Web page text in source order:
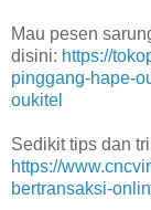
Mau pesen
disini: https://
pinggang-hape-
oukitel
Sedikit tips dan
https://
bertransaksi-